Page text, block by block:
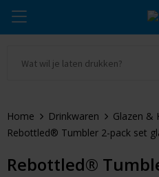
Drinkwaren
Alle promosnoepje
Zomer
Thule
Home Drinkwaren Glazen &
Rebottled® Tumbler 2-pack set
Rebottled®